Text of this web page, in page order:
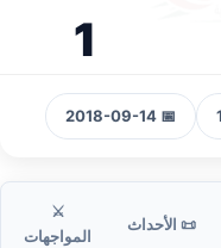
1
📅 2018-09-14
📜 الأحداث
⚔️
المواجهات